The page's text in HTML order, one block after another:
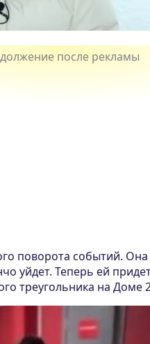
поворота событий.
уйдет. Теперь ей
треугольника на Доме